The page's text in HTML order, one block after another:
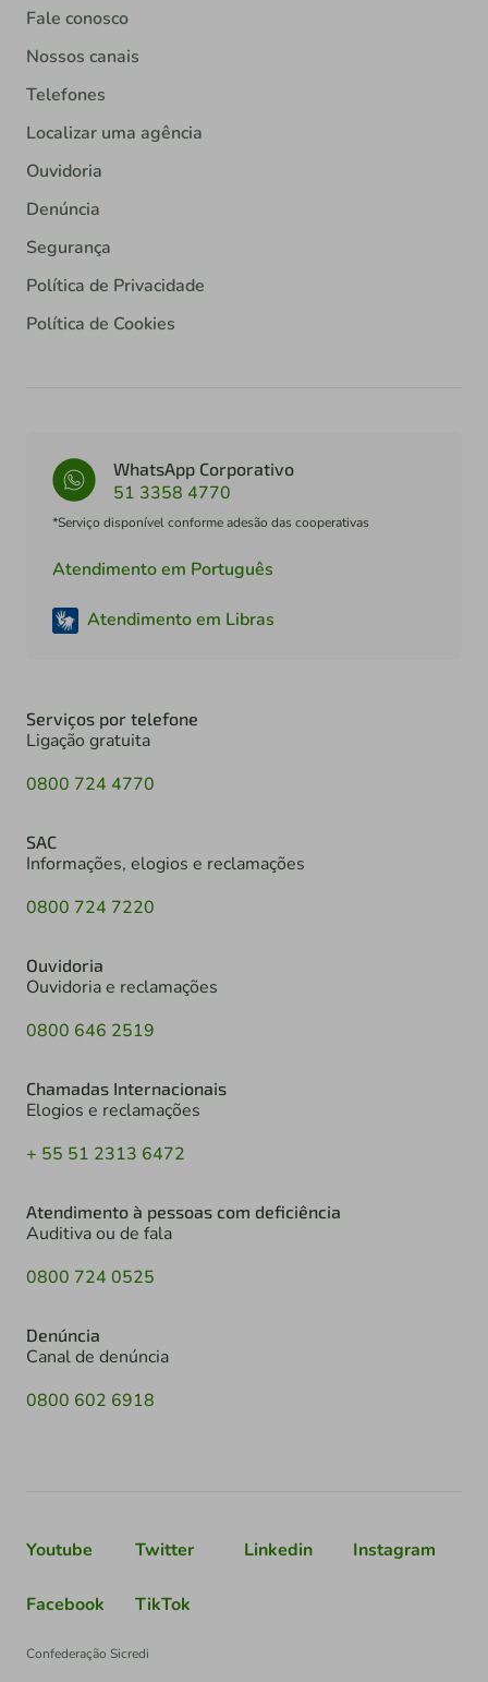
Fale conosco
Nossos canais
Telefones
Localizar uma agência
Ouvidoria
Denúncia
Segurança
Política de Privacidade
Política de Cookies
WhatsApp Corporativo
51 3358 4770
*Serviço disponível conforme adesão das cooperativas
Atendimento em Português
Atendimento em Libras
Serviços por telefone
Ligação gratuita
0800 724 4770
SAC
Informações, elogios e reclamações
0800 724 7220
Ouvidoria
Ouvidoria e reclamações
0800 646 2519
Chamadas Internacionais
Elogios e reclamações
+ 55 51 2313 6472
Atendimento à pessoas com deficiência
Auditiva ou de fala
0800 724 0525
Denúncia
Canal de denúncia
0800 602 6918
Youtube Twitter Linkedin Instagram
Facebook TikTok
Confederação Sicredi